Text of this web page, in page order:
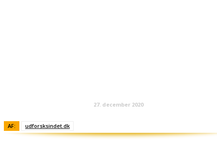
27. december 2020
AF: udforsksindet.dk